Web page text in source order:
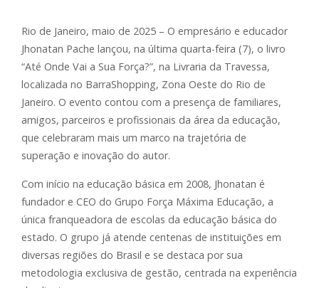
Rio de Janeiro, maio de 2025 – O empresário e educador
Jhonatan Pache lançou, na última quarta-feira (7), o livro
“Até Onde Vai a Sua Força?”, na Livraria da Travessa,
localizada no BarraShopping, Zona Oeste do Rio de
Janeiro. O evento contou com a presença de familiares,
amigos, parceiros e profissionais da área da educação,
que celebraram mais um marco na trajetória de
superação e inovação do autor.
Com início na educação básica em 2008, Jhonatan é
fundador e CEO do Grupo Força Máxima Educação, a
única franqueadora de escolas da educação básica do
estado. O grupo já atende centenas de instituições em
diversas regiões do Brasil e se destaca por sua
metodologia exclusiva de gestão, centrada na experiência